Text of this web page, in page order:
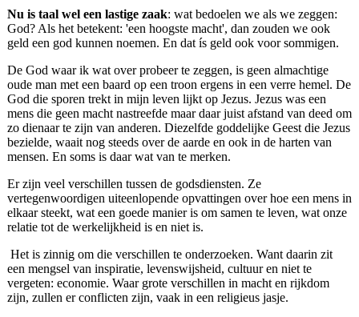
Nu is taal wel een lastige zaak: wat bedoelen we als we zeggen:
God? Als het betekent: 'een hoogste macht', dan zouden we ook
geld een god kunnen noemen. En dat ís geld ook voor sommigen.
De God waar ik wat over probeer te zeggen, is geen almachtige
oude man met een baard op een troon ergens in een verre hemel. De
God die sporen trekt in mijn leven lijkt op Jezus. Jezus was een
mens die geen macht nastreefde maar daar juist afstand van deed om
zo dienaar te zijn van anderen. Diezelfde goddelijke Geest die Jezus
bezielde, waait nog steeds over de aarde en ook in de harten van
mensen. En soms is daar wat van te merken.
Er zijn veel verschillen tussen de godsdiensten. Ze
vertegenwoordigen uiteenlopende opvattingen over hoe een mens in
elkaar steekt, wat een goede manier is om samen te leven, wat onze
relatie tot de werkelijkheid is en niet is.
Het is zinnig om die verschillen te onderzoeken. Want daarin zit
een mengsel van inspiratie, levenswijsheid, cultuur en niet te
vergeten: economie. Waar grote verschillen in macht en rijkdom
zijn, zullen er conflicten zijn, vaak in een religieus jasje.